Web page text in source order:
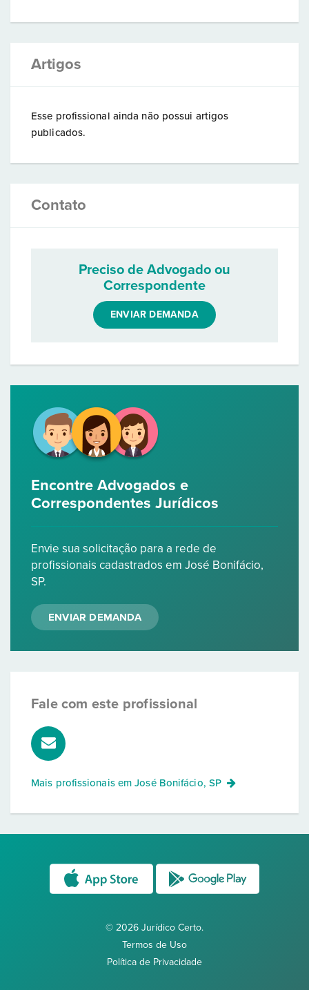
Artigos
Esse profissional ainda não possui artigos
publicados.
Contato
Preciso de Advogado ou
Correspondente
ENVIAR DEMANDA
Encontre Advogados e
Correspondentes Jurídicos
Envie sua solicitação para a rede de
profissionais cadastrados em José Bonifácio,
SP.
ENVIAR DEMANDA
Fale com este profissional
Mais profissionais emJosé Bonifácio, SP
© 2026 Jurídico Certo.
Termos de Uso
Política de Privacidade